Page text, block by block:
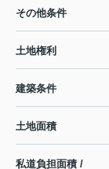
その他条件
土地権利
建築条件
土地面積
私道負担面積 /